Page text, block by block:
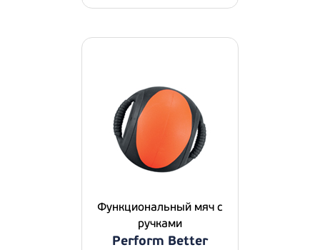
Функциональный мяч с
ручками
Perform Better